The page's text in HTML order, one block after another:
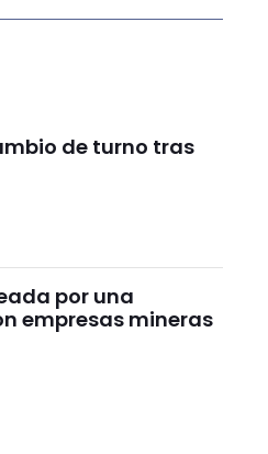
de turno tras
por una
empresas mineras